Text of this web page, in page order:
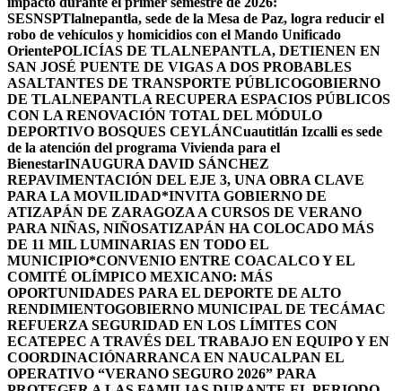
SESNSPTlalnepantla, sede de la Mesa de Paz, logra reducir el
robo de vehículos y homicidios con el Mando Unificado
OrientePOLICÍAS DE TLALNEPANTLA, ​DETIENEN EN
SAN JOSÉ PUENTE DE VIGAS A DOS PROBABLES
ASALTANTES DE TRANSPORTE PÚBLICOGOBIERNO
DE TLALNEPANTLA RECUPERA ESPACIOS PÚBLICOS
CON LA RENOVACIÓN TOTAL DEL MÓDULO
DEPORTIVO BOSQUES CEYLÁNCuautitlán Izcalli es sede
de la atención del programa Vivienda para el
BienestarINAUGURA DAVID SÁNCHEZ
REPAVIMENTACIÓN DEL EJE 3, UNA OBRA CLAVE
PARA LA MOVILIDAD*INVITA GOBIERNO DE
ATIZAPÁN DE ZARAGOZA A CURSOS DE VERANO
PARA NIÑAS, NIÑOSATIZAPÁN HA COLOCADO MÁS
DE 11 MIL LUMINARIAS EN TODO EL
MUNICIPIO*CONVENIO ENTRE COACALCO Y EL
COMITÉ OLÍMPICO MEXICANO: MÁS
OPORTUNIDADES PARA EL DEPORTE DE ALTO
RENDIMIENTOGOBIERNO MUNICIPAL DE TECÁMAC
REFUERZA SEGURIDAD EN LOS LÍMITES CON
ECATEPEC A TRAVÉS DEL TRABAJO EN EQUIPO Y EN
COORDINACIÓNARRANCA EN NAUCALPAN EL
OPERATIVO “VERANO SEGURO 2026” PARA